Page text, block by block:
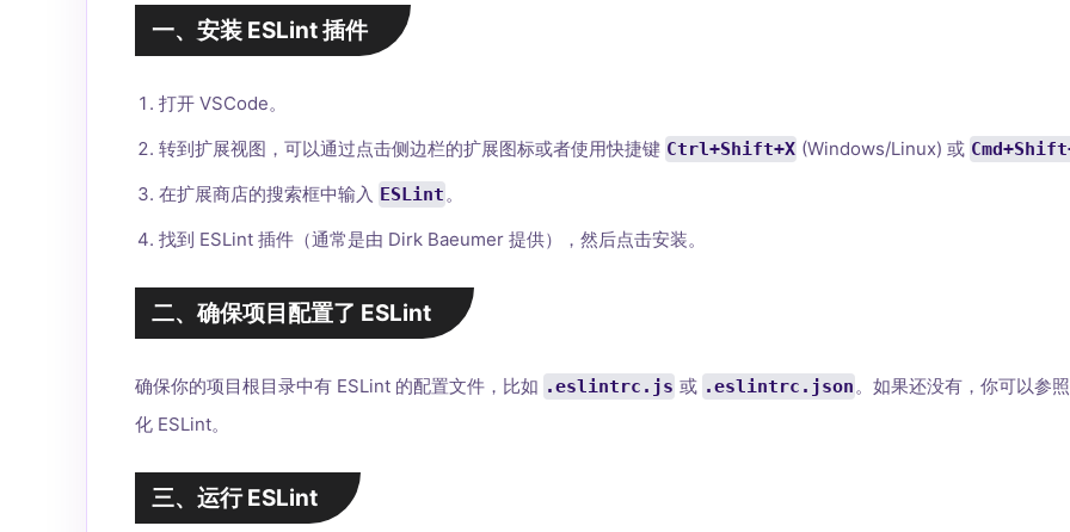
一、安装 ESLint 插件
打开 VSCode。
转到扩展视图，可以通过点击侧边栏的扩展图标或者使用快捷键 Ctrl+Shift+X (Windows/Linux) 或
在扩展商店的搜索框中输入 ESLint。
找到 ESLint 插件（通常是由 Dirk Baeumer 提供），然后点击安装。
二、确保项目配置了 ESLint
确保你的项目根目录中有 ESLint 的配置文件，比如 .eslintrc.js 或 .eslintrc.json。如果还没有，你可以参
化 ESLint。
三、运行 ESLint